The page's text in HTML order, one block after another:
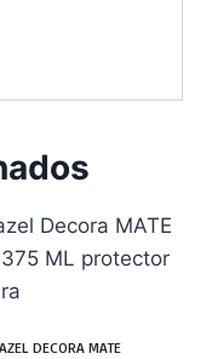
DECORA MATE